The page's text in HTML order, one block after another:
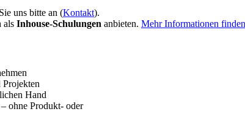
uns bitte an (Kontakt).
als Inhouse-Schulungen anbieten. Mehr Informationen
Hand
ohne Produkt- oder